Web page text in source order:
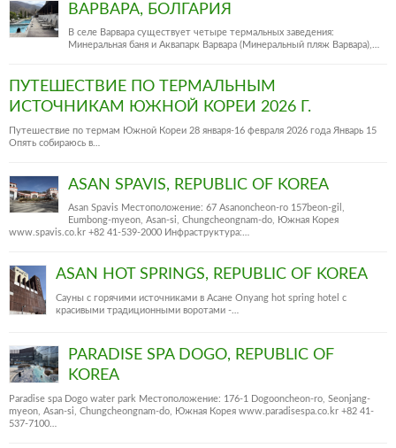
ВАРВАРА, БОЛГАРИЯ
В селе Варвара существует четыре термальных заведения:
Минеральная баня и Аквапарк Варвара (Минеральный пляж Варвара),…
ПУТЕШЕСТВИЕ ПО ТЕРМАЛЬНЫМ
ИСТОЧНИКАМ ЮЖНОЙ КОРЕИ 2026 Г.
Путешествие по термам Южной Кореи 28 января-16 февраля 2026 года Январь 15
Опять собираюсь в…
ASAN SPAVIS, REPUBLIC OF KOREA
Asan Spavis Местоположение: 67 Asanoncheon-ro 157beon-gil,
Eumbong-myeon, Asan-si, Chungcheongnam-do, Южная Корея
www.spavis.co.kr +82 41-539-2000 Инфраструктура:…
ASAN HOT SPRINGS, REPUBLIC OF KOREA
Сауны с горячими источниками в Асане Onyang hot spring hotel c
красивыми традиционными воротами -…
PARADISE SPA DOGO, REPUBLIC OF
KOREA
Paradise spa Dogo water park Местоположение: 176-1 Dogooncheon-ro, Seonjang-
myeon, Asan-si, Chungcheongnam-do, Южная Корея www.paradisespa.co.kr +82 41-
537-7100…